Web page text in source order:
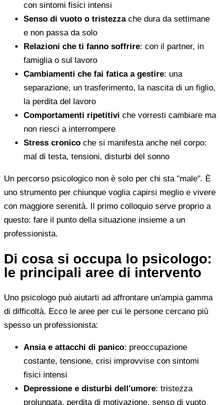
con sintomi fisici intensi
Senso di vuoto o tristezzache dura da settimane
e non passa da solo
Relazioni che ti fanno soffrire: con il partner, in
famiglia o sul lavoro
Cambiamenti che fai fatica a gestire: una
separazione, un trasferimento, la nascita di un figlio,
la perdita del lavoro
Comportamenti ripetitivi che vorresti cambiare ma
non riesci a interrompere
Stress cronico che si manifesta anche nel corpo:
mal di testa, tensioni, disturbi del sonno
Un percorso psicologico non è solo per chi sta "male". È
uno strumento per chiunque voglia capirsi meglio e vivere
con maggiore serenità. Il primo colloquio serve proprio a
questo: fare il punto della situazione insieme a un
professionista.
Di cosa si occupa lo psicologo:
le principali aree di intervento
Uno psicologo può aiutarti ad affrontare un'ampia gamma
di difficoltà. Ecco le aree per cui le persone cercano più
spesso un professionista:
Ansia e attacchi di panico: preoccupazione
costante, tensione, crisi improvvise con sintomi
fisici intensi
Depressione e disturbi dell'umore: tristezza
prolungata, perdita di motivazione, senso di vuoto